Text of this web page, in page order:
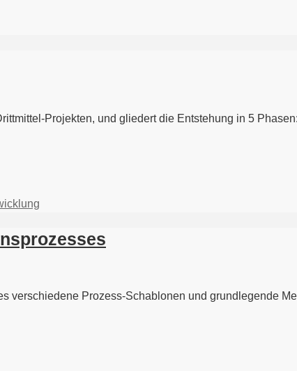
Projekten, und gliedert die Entstehung in 5
verschiedene Prozess-Schablonen und grundlegende